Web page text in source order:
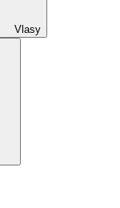
Vlasy